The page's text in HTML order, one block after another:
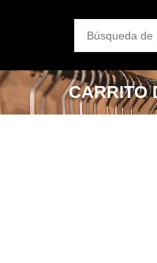
CARRITO